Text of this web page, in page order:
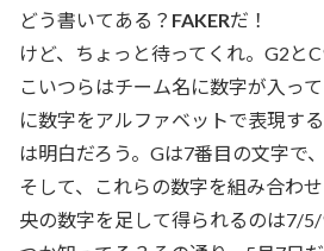
どう書いてある？ FAKERだ！
けど、ちょっと待ってくれ。G2と
こいつらはチーム名に数字が入っ
に数字をアルファベットで表現す
は明白だろう。Gは7番目の文字で
そして、これらの数字を組み合わ
央の数字を足して得られるのは7/